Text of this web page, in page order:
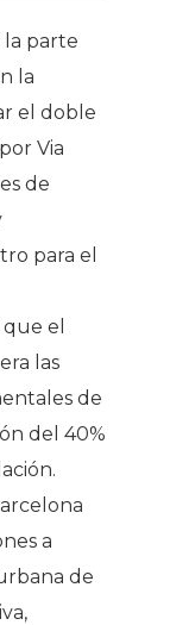
parte
la
el doble
Via
de
para el
el
las
de
del 40%
a
de